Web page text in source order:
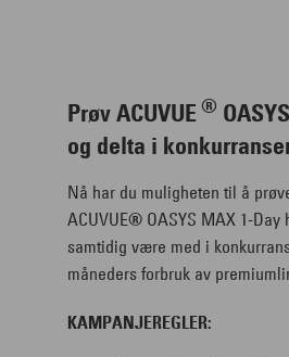
Prøv ACUVUE®
og delta i
Nå har du muligheten til å
ACUVUE® OASYS MAX 1-
samtidig være med i
måneders forbruk av
KAMPANJEREGLER: